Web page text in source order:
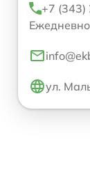
+7
ул.